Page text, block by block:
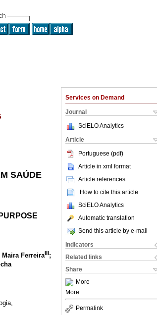
Services on Demand
Journal
SciELO Analytics
Article
Portuguese (pdf)
Article in xml format
Article references
How to cite this article
SciELO Analytics
Automatic translation
Send this article by e-mail
Indicators
Related links
Share
More
More
Permalink
SAÚDE
Maira FerreiraIII;